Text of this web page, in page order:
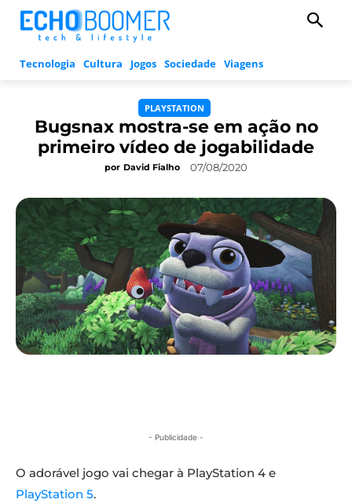
Tecnologia Cultura Jogos Sociedade Viagens
PLAYSTATION
Bugsnax mostra-se em ação no
primeiro vídeo de jogabilidade
por David Fialho 07/08/2020
- Publicidade -
O adorável jogo vai chegar à PlayStation 4 e
PlayStation 5.